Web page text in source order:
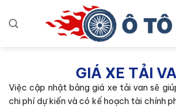
qua
GIÁ XE TẢI
Việc cập nhật bảng giá xe tải van sẽ
chi phí dự kiến và có kế hoạch tài chính